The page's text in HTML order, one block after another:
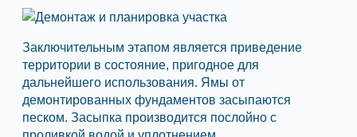
Заключительным этапом является приведение
территории в состояние, пригодное для
дальнейшего использования. Ямы от
демонтированных фундаментов засыпаются
песком. Засыпка производится послойно с